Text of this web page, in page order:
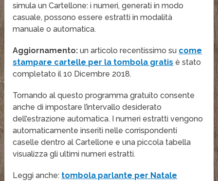
simula un Cartellone: i numeri, generati in modo
casuale, possono essere estratti in modalità
manuale o automatica.
Aggiornamento: un articolo recentissimo su come
stampare cartelle per la tombola gratis è stato
completato il 10 Dicembre 2018.
Tornando al questo programma gratuito consente
anche di impostare l’intervallo desiderato
dell’estrazione automatica. I numeri estratti vengono
automaticamente inseriti nelle corrispondenti
caselle dentro al Cartellone e una piccola tabella
visualizza gli ultimi numeri estratti.
Leggi anche: tombola parlante per Natale